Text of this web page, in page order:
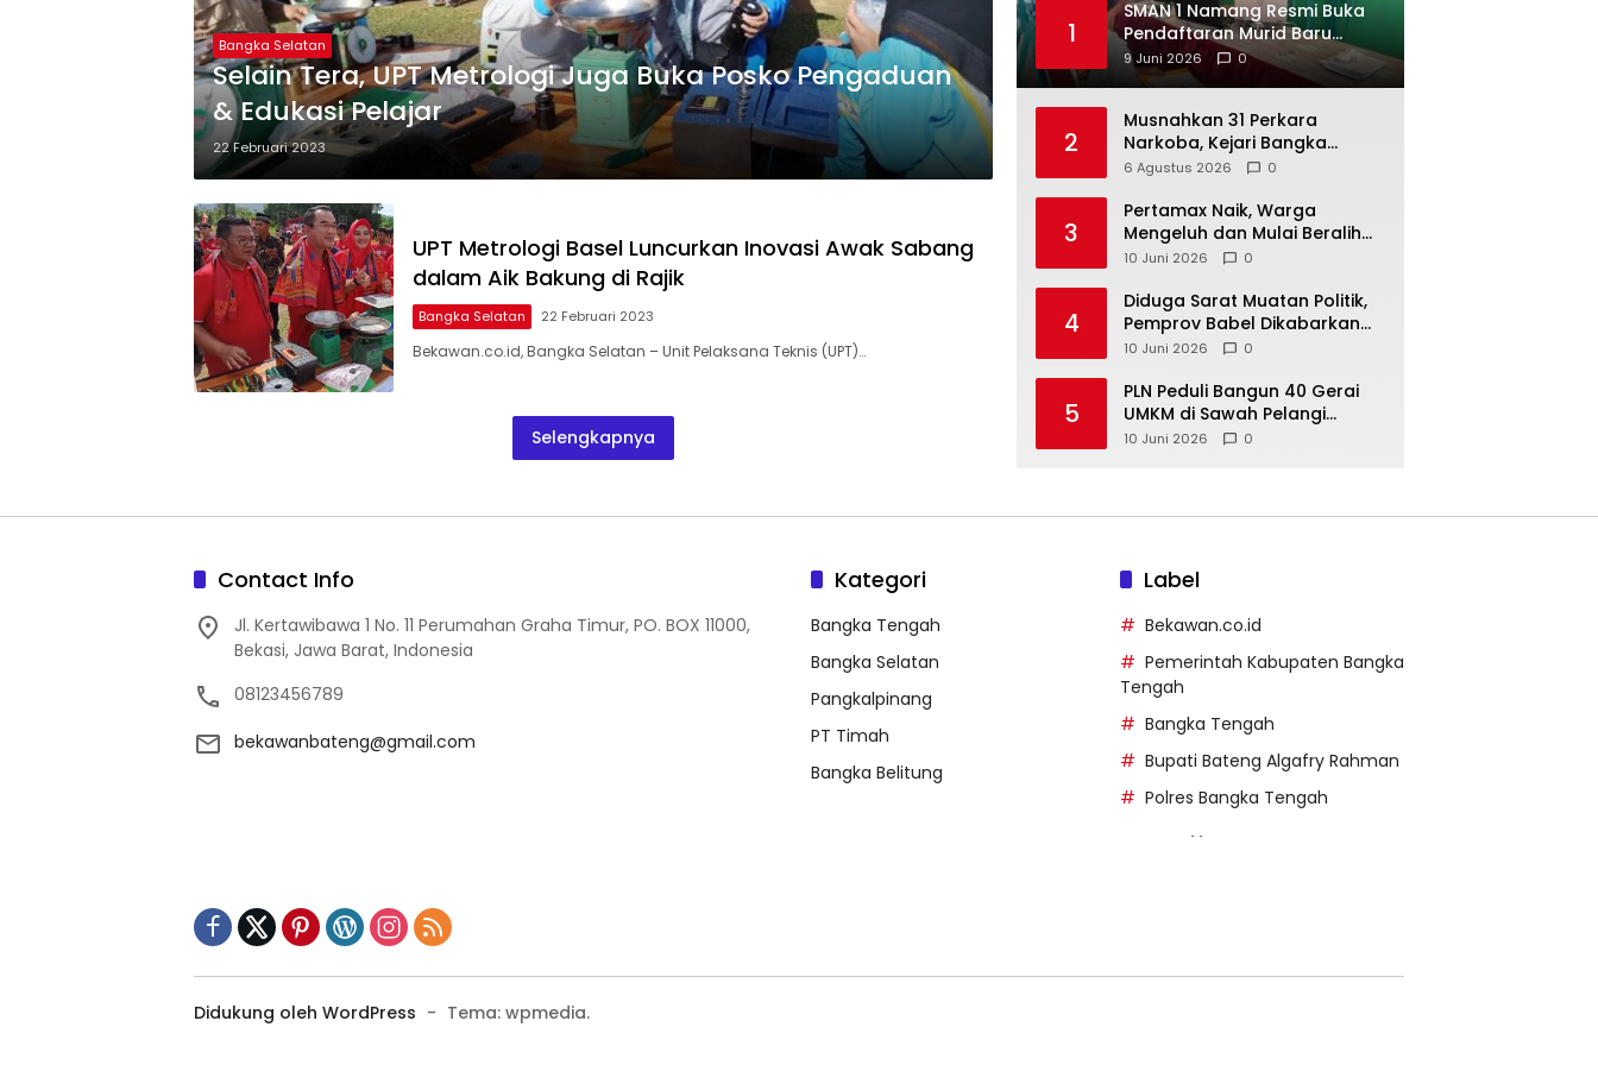
Bangka Selatan
Selain Tera, UPT Metrologi Juga Buka Posko Pengaduan
& Edukasi Pelajar
22 Februari 2023
UPT Metrologi Basel Luncurkan Inovasi Awak Sabang
dalam Aik Bakung di Rajik
Bangka Selatan 22 Februari 2023
Bekawan.co.id, Bangka Selatan – Unit Pelaksana Teknis (UPT)…
Selengkapnya
1
SMAN 1 Namang Resmi Buka
Pendaftaran Murid Baru
2026/2027
9 Juni 2026 0
2
Musnahkan 31 Perkara
Narkoba, Kejari Bangka
Tengah Tegaskan Komitmen
Tuntas
6 Agustus 2026 0
3
‎Pertamax Naik, Warga
Mengeluh dan Mulai Beralih
ke Pertalite Meski Harus Antre
10 Juni 2026 0
4
‎Diduga Sarat Muatan Politik,
Pemprov Babel Dikabarkan
Lakukan Rotasi Besar-
10 Juni 2026 0
5
‎PLN Peduli Bangun 40 Gerai
UMKM di Sawah Pelangi
Namang, Dorong
10 Juni 2026 0
Contact Info
Jl. Kertawibawa 1 No. 11 Perumahan Graha Timur, PO. BOX 11000,
Bekasi, Jawa Barat, Indonesia
08123456789
bekawanbateng@gmail.com
Kategori
Bangka Tengah
Bangka Selatan
Pangkalpinang
PT Timah
Bangka Belitung
Label
Bekawan.co.id
Pemerintah Kabupaten Bangka
Tengah
Bangka Tengah
Bupati Bateng Algafry Rahman
Polres Bangka Tengah
Didukung oleh WordPress - Tema: wpmedia.